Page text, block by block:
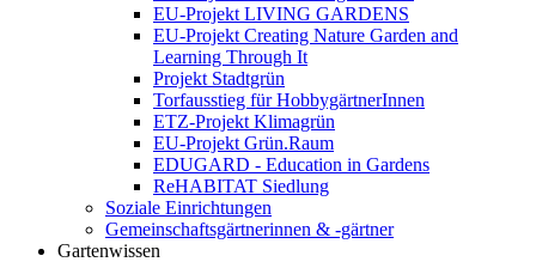
EU-Projekt LIVING GARDENS
EU-Projekt Creating Nature Garden and
Learning Through It
Projekt Stadtgrün
Torfausstieg für HobbygärtnerInnen
ETZ-Projekt Klimagrün
EU-Projekt Grün.Raum
EDUGARD - Education in Gardens
ReHABITAT Siedlung
Soziale Einrichtungen
Gemeinschaftsgärtnerinnen & -gärtner
Gartenwissen